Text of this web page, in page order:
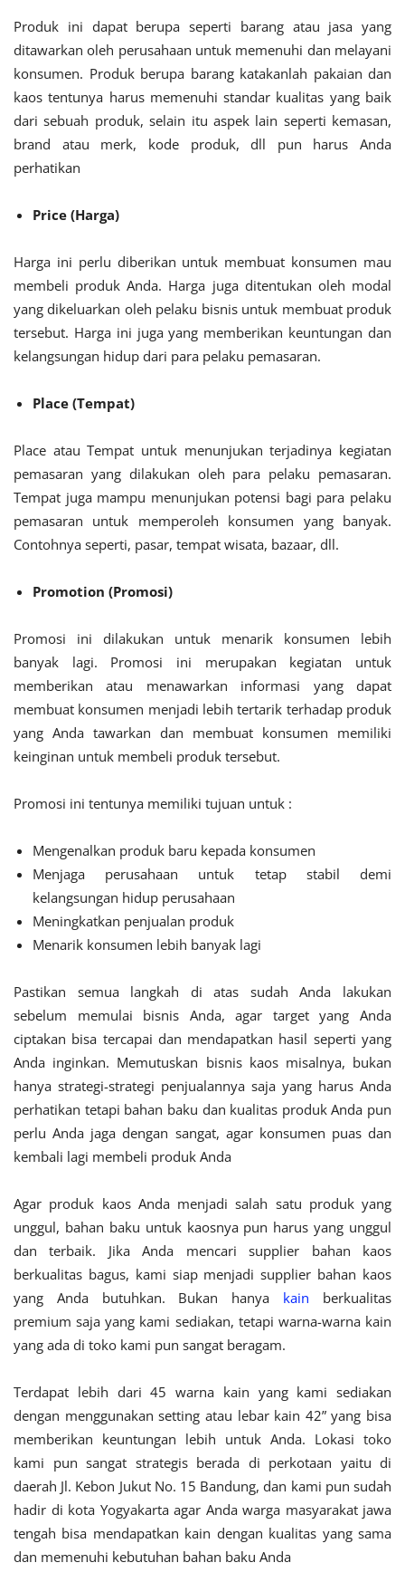
Produk ini dapat berupa seperti barang atau jasa yang
ditawarkan oleh perusahaan untuk memenuhi dan melayani
konsumen. Produk berupa barang katakanlah pakaian dan
kaos tentunya harus memenuhi standar kualitas yang baik
dari sebuah produk, selain itu aspek lain seperti kemasan,
brand atau merk, kode produk, dll pun harus Anda
perhatikan
Price (Harga)
Harga ini perlu diberikan untuk membuat konsumen mau
membeli produk Anda. Harga juga ditentukan oleh modal
yang dikeluarkan oleh pelaku bisnis untuk membuat produk
tersebut. Harga ini juga yang memberikan keuntungan dan
kelangsungan hidup dari para pelaku pemasaran.
Place (Tempat)
Place atau Tempat untuk menunjukan terjadinya kegiatan
pemasaran yang dilakukan oleh para pelaku pemasaran.
Tempat juga mampu menunjukan potensi bagi para pelaku
pemasaran untuk memperoleh konsumen yang banyak.
Contohnya seperti, pasar, tempat wisata, bazaar, dll.
Promotion (Promosi)
Promosi ini dilakukan untuk menarik konsumen lebih
banyak lagi. Promosi ini merupakan kegiatan untuk
memberikan atau menawarkan informasi yang dapat
membuat konsumen menjadi lebih tertarik terhadap produk
yang Anda tawarkan dan membuat konsumen memiliki
keinginan untuk membeli produk tersebut.
Promosi ini tentunya memiliki tujuan untuk :
Mengenalkan produk baru kepada konsumen
Menjaga perusahaan untuk tetap stabil demi
kelangsungan hidup perusahaan
Meningkatkan penjualan produk
Menarik konsumen lebih banyak lagi
Pastikan semua langkah di atas sudah Anda lakukan
sebelum memulai bisnis Anda, agar target yang Anda
ciptakan bisa tercapai dan mendapatkan hasil seperti yang
Anda inginkan. Memutuskan bisnis kaos misalnya, bukan
hanya strategi-strategi penjualannya saja yang harus Anda
perhatikan tetapi bahan baku dan kualitas produk Anda pun
perlu Anda jaga dengan sangat, agar konsumen puas dan
kembali lagi membeli produk Anda
Agar produk kaos Anda menjadi salah satu produk yang
unggul, bahan baku untuk kaosnya pun harus yang unggul
dan terbaik. Jika Anda mencari supplier bahan kaos
berkualitas bagus, kami siap menjadi supplier bahan kaos
yang Anda butuhkan. Bukan hanya kain berkualitas
premium saja yang kami sediakan, tetapi warna-warna kain
yang ada di toko kami pun sangat beragam.
Terdapat lebih dari 45 warna kain yang kami sediakan
dengan menggunakan setting atau lebar kain 42” yang bisa
memberikan keuntungan lebih untuk Anda. Lokasi toko
kami pun sangat strategis berada di perkotaan yaitu di
daerah Jl. Kebon Jukut No. 15 Bandung, dan kami pun sudah
hadir di kota Yogyakarta agar Anda warga masyarakat jawa
tengah bisa mendapatkan kain dengan kualitas yang sama
dan memenuhi kebutuhan bahan baku Anda